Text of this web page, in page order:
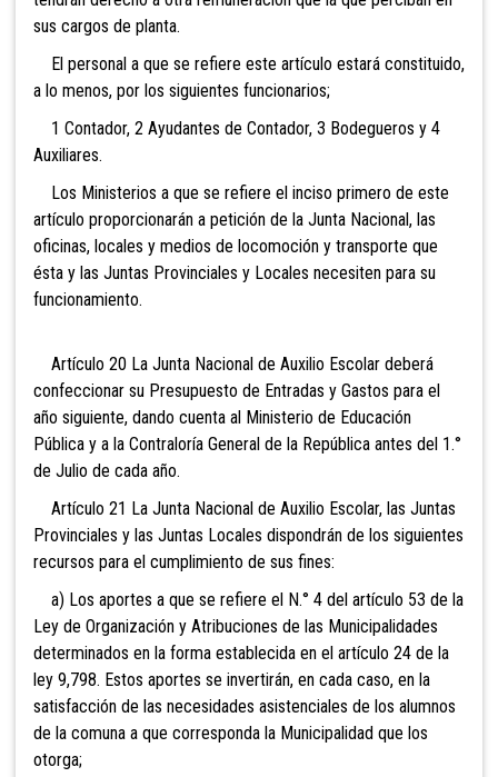
sus cargos de planta.
El personal a que se refiere este artículo estará constituido,
a lo menos, por los siguientes funcionarios;
1 Contador, 2 Ayudantes de Contador, 3 Bodegueros y 4
Auxiliares.
Los Ministerios a que se refiere el inciso primero de este
artículo proporcionarán a petición de la Junta Nacional, las
oficinas, locales y medios de locomoción y transporte que
ésta y las Juntas Provinciales y Locales necesiten para su
funcionamiento.
Artículo 20 La Junta Nacional de Auxilio Escolar deberá
confeccionar su Presupuesto de Entradas y Gastos para el
año siguiente, dando cuenta al Ministerio de Educación
Pública y a la Contraloría General de la República antes del 1.°
de Julio de cada año.
Artículo 21 La Junta Nacional de Auxilio Escolar, las Juntas
Provinciales y las Juntas Locales dispondrán de los siguientes
recursos para el cumplimiento de sus fines:
a) Los aportes a que se refiere el N.° 4 del artículo 53 de la
Ley de Organización y Atribuciones de las Municipalidades
determinados en la forma establecida en el artículo 24 de la
ley 9,798. Estos aportes se invertirán, en cada caso, en la
satisfacción de las necesidades asistenciales de los alumnos
de la comuna a que corresponda la Municipalidad que los
otorga;